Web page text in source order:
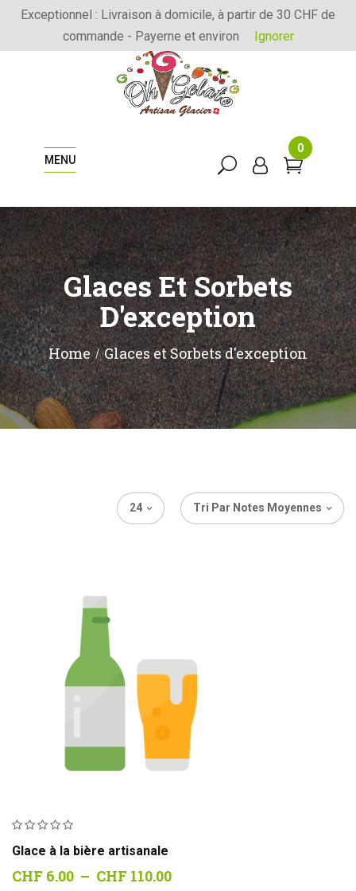
Exceptionnel : Livraison à domicile, à partir de 30 CHF de
commande - Payerne et environ
Ignorer
MENU
0
Glaces Et Sorbets
D'exception
Home Glaces et Sorbets d'exception
Tri Par Notes Moyennes
24
Glace à la bière artisanale
CHF 6.00 – CHF 110.00Plage